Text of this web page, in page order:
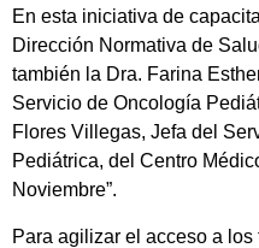
En esta iniciativa de
Dirección Normativa de
también la Dra. Farina
Servicio de Oncología
Flores Villegas, Jefa del
Pediátrica, del Centro
Noviembre”.
Para agilizar el acceso a